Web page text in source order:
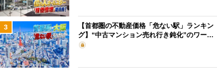
3
【首都圏の不動産価格「危ない駅」ランキン
グ】“中古マンション売れ行き鈍化”のワー…